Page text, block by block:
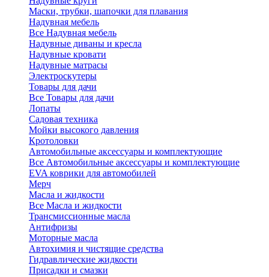
Маски, трубки, шапочки для плавания
Надувная мебель
Все Надувная мебель
Надувные диваны и кресла
Надувные кровати
Надувные матрасы
Электроскутеры
Товары для дачи
Все Товары для дачи
Лопаты
Садовая техника
Мойки высокого давления
Кротоловки
Автомобильные аксессуары и комплектующие
Все Автомобильные аксессуары и комплектующие
EVA коврики для автомобилей
Мерч
Масла и жидкости
Все Масла и жидкости
Трансмиссионные масла
Антифризы
Моторные масла
Автохимия и чистящие средства
Гидравлические жидкости
Присадки и смазки